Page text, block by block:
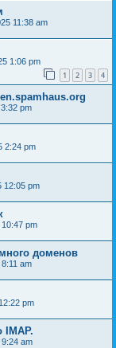
11:38 am
1:06 pm
1 2 3 4
pm
2:24 pm
12:05 pm
pm
доменов
am
pm
IMAP.
am